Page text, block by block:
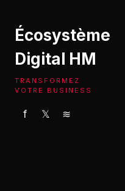
Écosystème
Digital HM
TRANSFORMEZ
VOTRE BUSINESS
f 𝕏 ≋